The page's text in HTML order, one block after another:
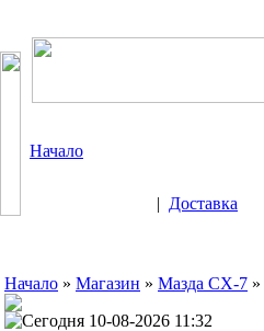
Начало
| Доставка
Начало » Магазин » Мазда CX-7 »
Сегодня 10-08-2026 11:32